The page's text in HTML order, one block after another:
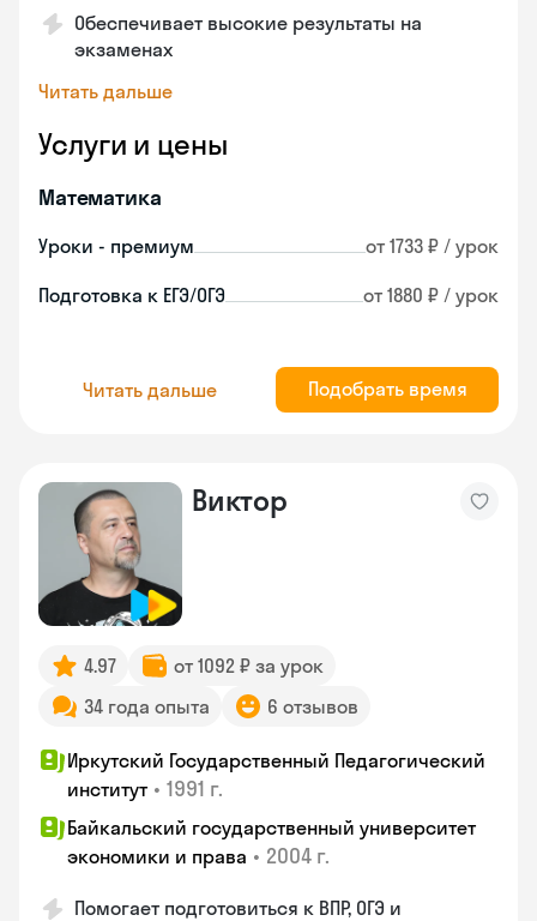
Обеспечивает высокие результаты на
экзаменах
Читать дальше
Услуги и цены
Математика
Уроки - премиум от 1733 ₽ / урок
Подготовка к ЕГЭ/ОГЭ от 1880 ₽ / урок
Читать дальше Подобрать время
Виктор
4.97
от 1092 ₽ за урок
34 года опыта
6 отзывов
Иркутский Государственный Педагогический
институт • 1991 г.
Байкальский государственный университет
экономики и права • 2004 г.
Помогает подготовиться к ВПР, ОГЭ и